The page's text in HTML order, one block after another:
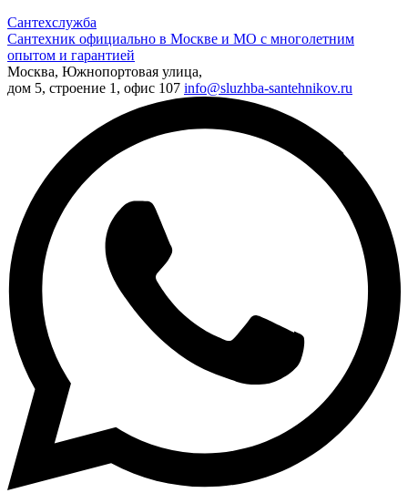
Сантехслужба
Сантехник официально в Москве и МО с многолетним
опытом и гарантией
Москва, Южнопортовая улица,
дом 5, строение 1, офис 107 info@sluzhba-santehnikov.ru